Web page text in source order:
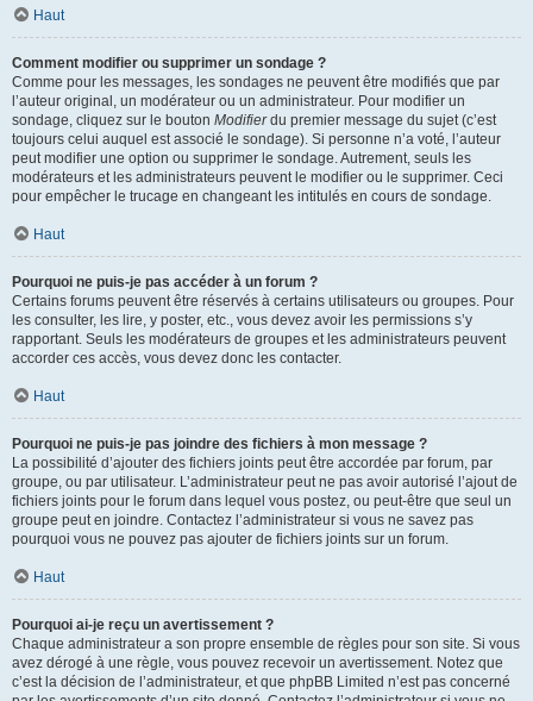
Haut
Comment modifier ou supprimer un sondage ?
Comme pour les messages, les sondages ne peuvent être modifiés que par
l’auteur original, un modérateur ou un administrateur. Pour modifier un
sondage, cliquez sur le bouton Modifierdu premier message du sujet (c’est
toujours celui auquel est associé le sondage). Si personne n’a voté, l’auteur
peut modifier une option ou supprimer le sondage. Autrement, seuls les
modérateurs et les administrateurs peuvent le modifier ou le supprimer. Ceci
pour empêcher le trucage en changeant les intitulés en cours de sondage.
Haut
Pourquoi ne puis-je pas accéder à un forum ?
Certains forums peuvent être réservés à certains utilisateurs ou groupes. Pour
les consulter, les lire, y poster, etc., vous devez avoir les permissions s’y
rapportant. Seuls les modérateurs de groupes et les administrateurs peuvent
accorder ces accès, vous devez donc les contacter.
Haut
Pourquoi ne puis-je pas joindre des fichiers à mon message ?
La possibilité d’ajouter des fichiers joints peut être accordée par forum, par
groupe, ou par utilisateur. L’administrateur peut ne pas avoir autorisé l’ajout de
fichiers joints pour le forum dans lequel vous postez, ou peut-être que seul un
groupe peut en joindre. Contactez l’administrateur si vous ne savez pas
pourquoi vous ne pouvez pas ajouter de fichiers joints sur un forum.
Haut
Pourquoi ai-je reçu un avertissement ?
Chaque administrateur a son propre ensemble de règles pour son site. Si vous
avez dérogé à une règle, vous pouvez recevoir un avertissement. Notez que
c’est la décision de l’administrateur, et que phpBB Limited n’est pas concerné